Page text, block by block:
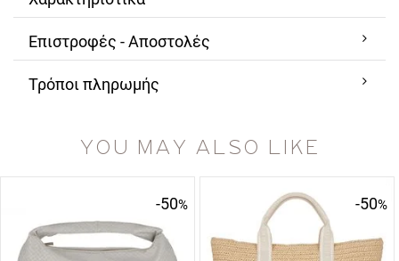
Επιστροφές - Αποστολές
Τρόποι πληρωμής
YOU MAY ALSO LIKE
-50% -50%